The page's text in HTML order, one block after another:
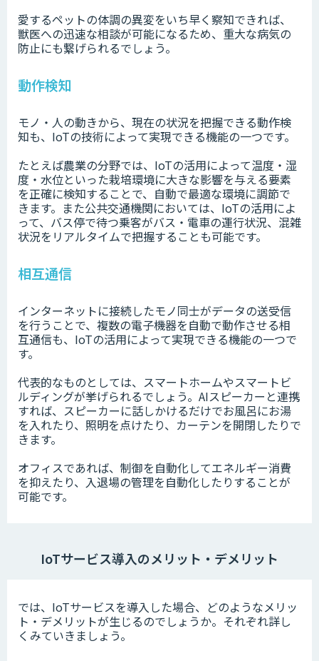
愛するペットの体調の異変をいち早く察知できれば、
獣医への迅速な相談が可能になるため、重大な病気の
防止にも繋げられるでしょう。
動作検知
モノ・人の動きから、現在の状況を把握できる動作検
知も、IoTの技術によって実現できる機能の一つです。
たとえば農業の分野では、IoTの活用によって温度・湿
度・水位といった栽培環境に大きな影響を与える要素
を正確に検知することで、自動で最適な環境に調節で
きます。また公共交通機関においては、IoTの活用によ
って、バス停で待つ乗客がバス・電車の運行状況、混雑
状況をリアルタイムで把握することも可能です。
相互通信
インターネットに接続したモノ同士がデータの送受信
を行うことで、複数の電子機器を自動で動作させる相
互通信も、IoTの活用によって実現できる機能の一つで
す。
代表的なものとしては、スマートホームやスマートビ
ルディングが挙げられるでしょう。AIスピーカーと連携
すれば、スピーカーに話しかけるだけでお風呂にお湯
を入れたり、照明を点けたり、カーテンを開閉したりで
きます。
オフィスであれば、制御を自動化してエネルギー消費
を抑えたり、入退場の管理を自動化したりすることが
可能です。
IoTサービス導入のメリット・デメリット
では、IoTサービスを導入した場合、どのようなメリッ
ト・デメリットが生じるのでしょうか。それぞれ詳し
くみていきましょう。